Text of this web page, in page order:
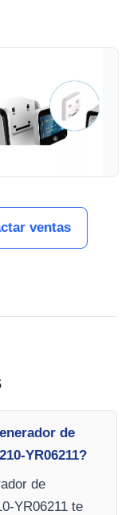
ventas
de
YR06211?
de
YR06211 te